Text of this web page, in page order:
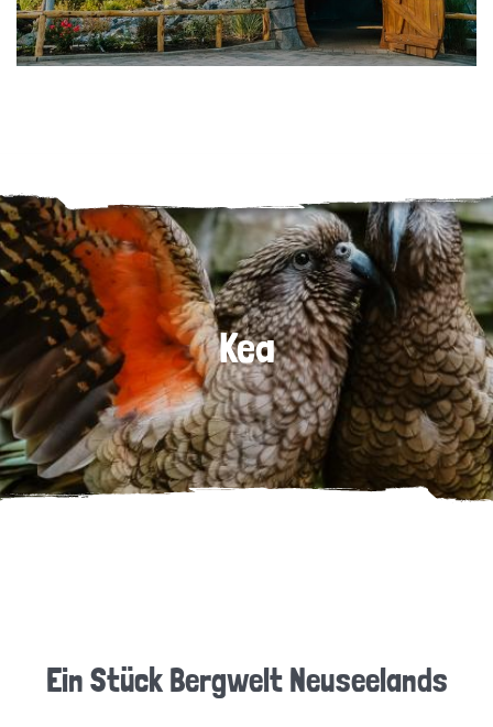
Kea
Ein Stück Bergwelt Neuseelands